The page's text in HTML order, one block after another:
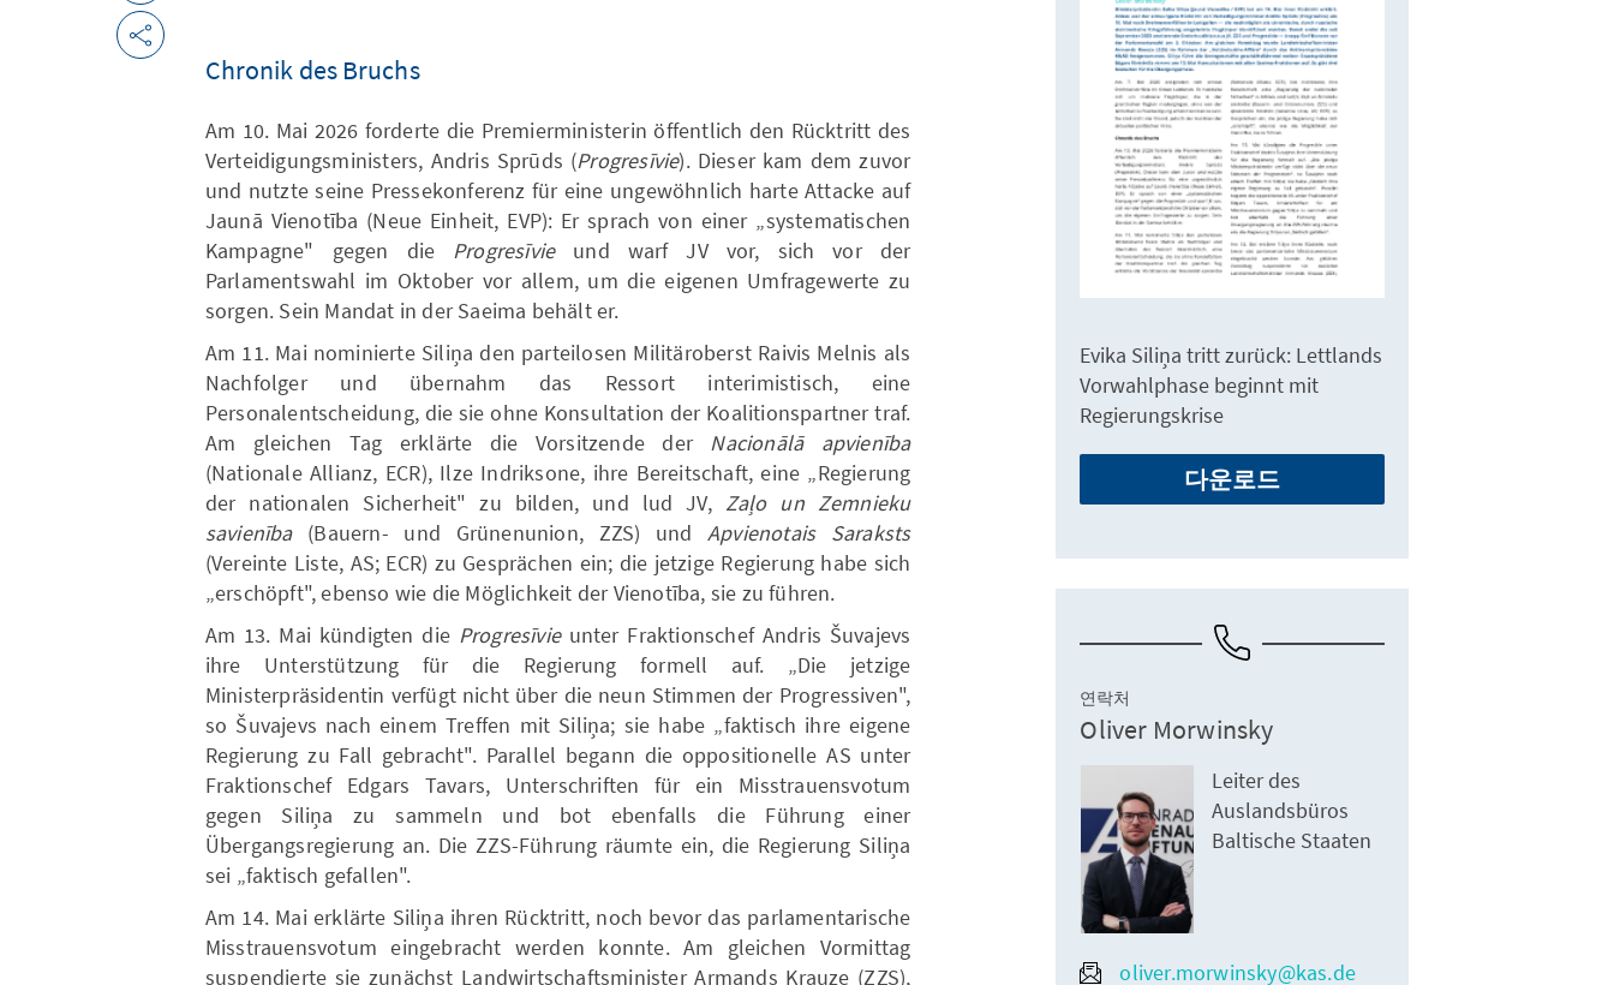
Chronik des Bruchs
Am 10. Mai 2026 forderte die Premierministerin öffentlich den Rücktritt des
Verteidigungsministers, Andris Sprūds (Progresīvie). Dieser kam dem zuvor
und nutzte seine Pressekonferenz für eine ungewöhnlich harte Attacke auf
Jaunā Vienotība (Neue Einheit, EVP): Er sprach von einer „systematischen
Kampagne" gegen die Progresīvieund warf JV vor, sich vor der
Parlamentswahl im Oktober vor allem, um die eigenen Umfragewerte zu
sorgen. Sein Mandat in der Saeima behält er.
Am 11. Mai nominierte Siliņa den parteilosen Militäroberst Raivis Melnis als
Nachfolger und übernahm das Ressort interimistisch, eine
Personalentscheidung, die sie ohne Konsultation der Koalitionspartner traf.
Am gleichen Tag erklärte die Vorsitzende der Nacionālā apvienība
(Nationale Allianz, ECR), Ilze Indriksone, ihre Bereitschaft, eine „Regierung
der nationalen Sicherheit" zu bilden, und lud JV, Zaļo un Zemnieku
savienība(Bauern- und Grünenunion, ZZS) undApvienotais Saraksts
(Vereinte Liste, AS; ECR) zu Gesprächen ein; die jetzige Regierung habe sich
„erschöpft", ebenso wie die Möglichkeit der Vienotība, sie zu führen.
Am 13. Mai kündigten die Progresīvieunter Fraktionschef Andris Šuvajevs
ihre Unterstützung für die Regierung formell auf. „Die jetzige
Ministerpräsidentin verfügt nicht über die neun Stimmen der Progressiven",
so Šuvajevs nach einem Treffen mit Siliņa; sie habe „faktisch ihre eigene
Regierung zu Fall gebracht". Parallel begann die oppositionelle AS unter
Fraktionschef Edgars Tavars, Unterschriften für ein Misstrauensvotum
gegen Siliņa zu sammeln und bot ebenfalls die Führung einer
Übergangsregierung an. Die ZZS-Führung räumte ein, die Regierung Siliņa
sei „faktisch gefallen".
Am 14. Mai erklärte Siliņa ihren Rücktritt, noch bevor das parlamentarische
Misstrauensvotum eingebracht werden konnte. Am gleichen Vormittag
suspendierte sie zunächst Landwirtschaftsminister Armands Krauze (ZZS),
Evika Siliņa tritt zurück: Lettlands
Vorwahlphase beginnt mit
Regierungskrise
다운로드
연락처
Oliver Morwinsky
Leiter des
Auslandsbüros
Baltische Staaten
oliver.morwinsky@kas.de